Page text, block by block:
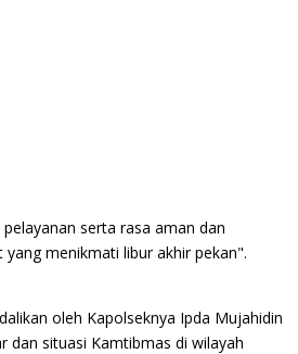
serta rasa aman dan
menikmati libur akhir pekan".
oleh Kapolseknya Ipda Mujahidin
dan situasi Kamtibmas di wilayah